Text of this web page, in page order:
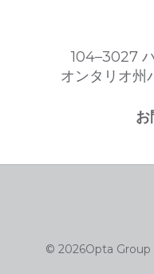
104–3027
オンタリオ州
お
© 2026Opta Group